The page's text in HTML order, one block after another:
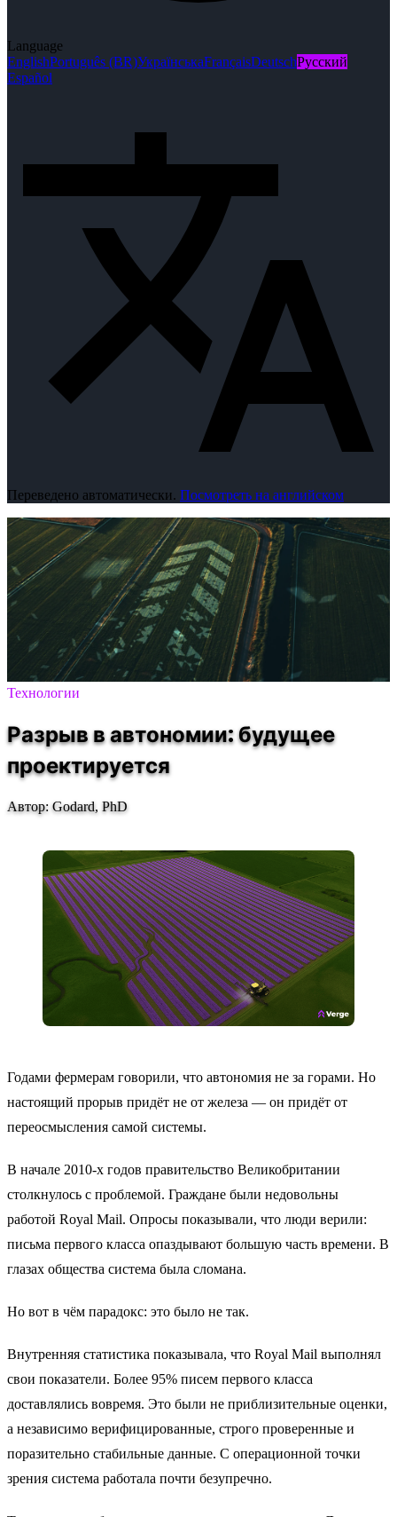
Language
EnglishPortuguês (BR)УкраїнськаFrançaisDeutschРусский
Español
Переведено автоматически. Посмотреть на английском
Технологии
Разрыв в автономии: будущее
проектируется
Автор: Godard, PhD
Годами фермерам говорили, что автономия не за горами. Но
настоящий прорыв придёт не от железа — он придёт от
переосмысления самой системы.
В начале 2010-х годов правительство Великобритании
столкнулось с проблемой. Граждане были недовольны
работой Royal Mail. Опросы показывали, что люди верили:
письма первого класса опаздывают большую часть времени. В
глазах общества система была сломана.
Но вот в чём парадокс: это было не так.
Внутренняя статистика показывала, что Royal Mail выполнял
свои показатели. Более 95% писем первого класса
доставлялись вовремя. Это были не приблизительные оценки,
а независимо верифицированные, строго проверенные и
поразительно стабильные данные. С операционной точки
зрения система работала почти безупречно.